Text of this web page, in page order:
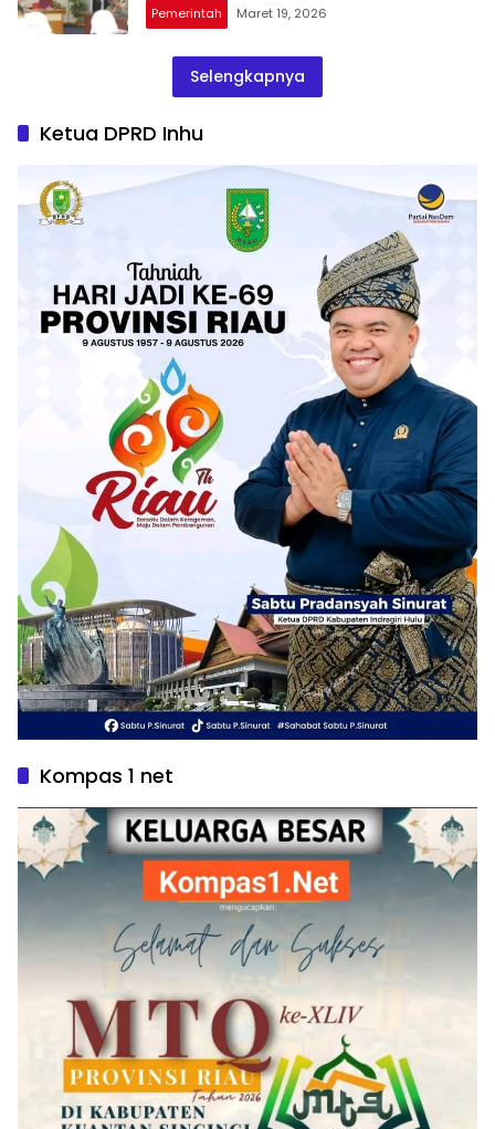
Pemerintah Maret 19, 2026
Selengkapnya
Ketua DPRD Inhu
Kompas 1 net